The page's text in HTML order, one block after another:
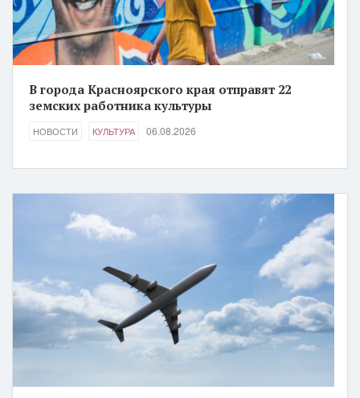
В города Красноярского края отправят 22
земских работника культуры
НОВОСТИ КУЛЬТУРА 06.08.2026